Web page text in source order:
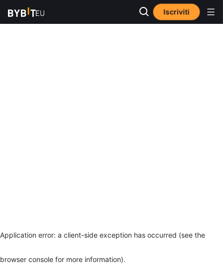
Iscriviti
Application error: a client-side exception has occurred (see the
browser console for more information).